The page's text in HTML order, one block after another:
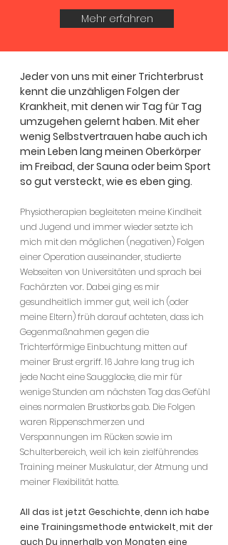
Mehr erfahren
Jeder von uns mit einer Trichterbrust
kennt die unzähligen Folgen der
Krankheit, mit denen wir Tag für Tag
umzugehen gelernt haben. Mit eher
wenig Selbstvertrauen habe auch ich
mein Leben lang meinen Oberkörper
im Freibad, der Sauna oder beim Sport
so gut versteckt, wie es eben ging.
Physiotherapien begleiteten meine Kindheit
und Jugend und immer wieder setzte ich
mich mit den möglichen (negativen) Folgen
einer Operation auseinander, studierte
Webseiten von Universitäten und sprach bei
Fachärzten vor. Dabei ging es mir
gesundheitlich immer gut, weil ich (oder
meine Eltern) früh darauf achteten, dass ich
Gegenmaßnahmen gegen die
Trichterförmige Einbuchtung mitten auf
meiner Brust ergriff. 16 Jahre lang trug ich
jede Nacht eine Saugglocke, die mir für
wenige Stunden am nächsten Tag das Gefühl
eines normalen Brustkorbs gab. Die Folgen
waren Rippenschmerzen und
Verspannungen im Rücken sowie im
Schulterbereich, weil ich kein zielführendes
Training meiner Muskulatur, der Atmung und
meiner Flexibilität hatte.
All das ist jetzt Geschichte, denn ich habe
eine Trainingsmethode entwickelt, mit der
auch Du innerhalb von Monaten eine